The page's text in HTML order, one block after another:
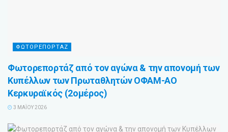
ΦΩΤΟΡΕΠΟΡΤΑΖ
Φωτορεπορτάζ από τον αγώνα & την απονομή των
Κυπέλλων των Πρωταθλητών ΟΦΑΜ-ΑΟ
Κερκυραϊκός (2ομέρος)
3 ΜΑΪ́ΟΥ 2026